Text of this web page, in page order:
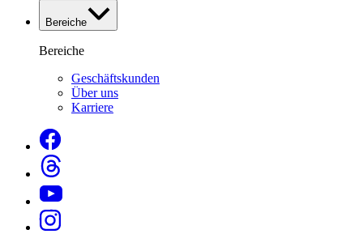
Bereiche
Bereiche
Geschäftskunden
Über uns
Karriere